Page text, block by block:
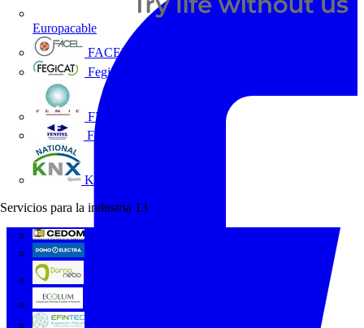
Europacable
FACEL
Fegicat
FENIE
FENITEL
KNX España
Servicios para la industria 13